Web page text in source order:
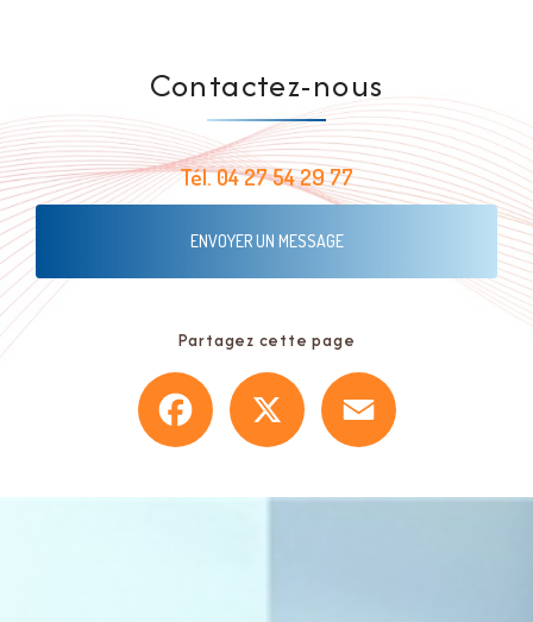
Contactez-nous
Tél.04 27 54 29 77
ENVOYER UN MESSAGE
Partagez cette page
Facebook